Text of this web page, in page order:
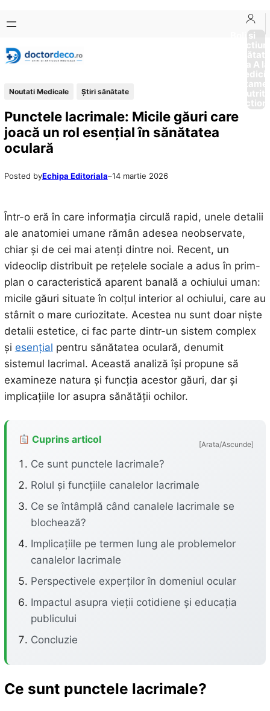
conținut
content
Boli si
Afectiuni
Sănătate
de la A
Noutati Medicale Ştiri sănătate
Punctele lacrimale: Micile găuri care
joacă un rol esențial în sănătatea
oculară
Posted byEchipa Editoriala–14 martie 2026
Într-o eră în care informația circulă rapid, unele detalii
ale anatomiei umane rămân adesea neobservate,
chiar și de cei mai atenți dintre noi. Recent, un
videoclip distribuit pe rețelele sociale a adus în prim-
plan o caracteristică aparent banală a ochiului uman:
micile găuri situate în colțul interior al ochiului, care au
stârnit o mare curiozitate. Acestea nu sunt doar niște
detalii estetice, ci fac parte dintr-un sistem complex
și esențial pentru sănătatea oculară, denumit
sistemul lacrimal. Această analiză își propune să
examineze natura și funcția acestor găuri, dar și
implicațiile lor asupra sănătății ochilor.
Cuprins articol [Arata/Ascunde]
Ce sunt punctele lacrimale?
Rolul și funcțiile canalelor lacrimale
Ce se întâmplă când canalele lacrimale se
blochează?
Implicațiile pe termen lung ale problemelor
canalelor lacrimale
Perspectivele experților în domeniul ocular
Impactul asupra vieții cotidiene și educația
publicului
Concluzie
Ce sunt punctele lacrimale?